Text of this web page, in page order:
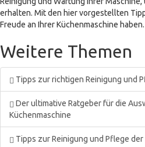
erhalten. Mit den hier vorgestellten
Freude an Ihrer Küchenmaschine haben.
Weitere Themen
Tipps zur richtigen Reinigung und
Der ultimative Ratgeber für die
Küchenmaschine
Tipps zur Reinigung und Pflege